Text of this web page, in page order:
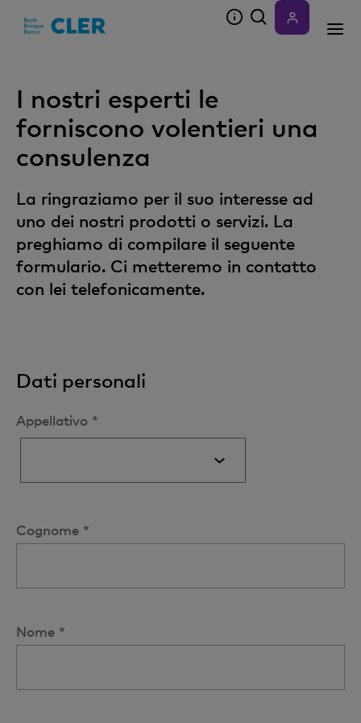
I nostri esperti le
forniscono volentieri una
consulenza
La ringraziamo per il suo interesse ad
uno dei nostri prodotti o servizi. La
preghiamo di compilare il seguente
formulario. Ci metteremo in contatto
con lei telefonicamente.
Dati personali
Appellativo *
Cognome *
Nome *